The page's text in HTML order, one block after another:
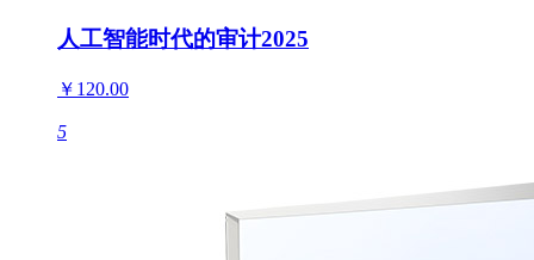
人工智能时代的审计2025
￥120.00
5